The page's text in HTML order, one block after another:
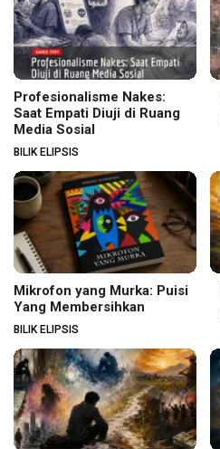
Profesionalisme Nakes:
Saat Empati Diuji di Ruang
Media Sosial
BILIK ELIPSIS
Mikrofon yang Murka: Puisi
Yang Membersihkan
BILIK ELIPSIS